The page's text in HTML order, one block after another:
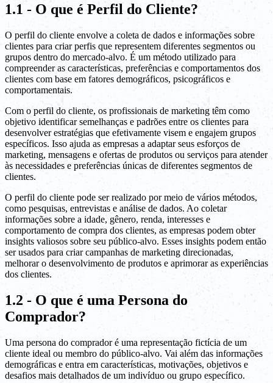
1.1 - O que é Perfil do Cliente?
O perfil do cliente envolve a coleta de dados e informações sobre
clientes para criar perfis que representem diferentes segmentos ou
grupos dentro do mercado-alvo. É um método utilizado para
compreender as características, preferências e comportamentos dos
clientes com base em fatores demográficos, psicográficos e
comportamentais.
Com o perfil do cliente, os profissionais de marketing têm como
objetivo identificar semelhanças e padrões entre os clientes para
desenvolver estratégias que efetivamente visem e engajem grupos
específicos. Isso ajuda as empresas a adaptar seus esforços de
marketing, mensagens e ofertas de produtos ou serviços para atender
às necessidades e preferências únicas de diferentes segmentos de
clientes.
O perfil do cliente pode ser realizado por meio de vários métodos,
como pesquisas, entrevistas e análise de dados. Ao coletar
informações sobre a idade, gênero, renda, interesses e
comportamento de compra dos clientes, as empresas podem obter
insights valiosos sobre seu público-alvo. Esses insights podem então
ser usados para criar campanhas de marketing direcionadas,
melhorar o desenvolvimento de produtos e aprimorar as experiências
dos clientes.
1.2 - O que é uma Persona do
Comprador?
Uma persona do comprador é uma representação fictícia de um
cliente ideal ou membro do público-alvo. Vai além das informações
demográficas e entra em características, motivações, objetivos e
desafios mais detalhados de um indivíduo ou grupo específico.